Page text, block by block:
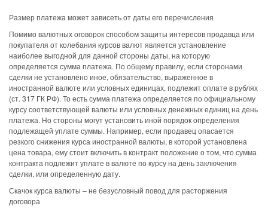
Размер платежа может зависеть от даты его перечисления
Помимо валютных оговорок способом защиты интересов продавца или
покупателя от колебания курсов валют является установление
наиболее выгодной для данной стороны даты, на которую
определяется сумма платежа. По общему правилу, если сторонами
сделки не установлено иное, обязательство, выраженное в
иностранной валюте или условных единицах, подлежит оплате в рублях
(ст. 317 ГК РФ). То есть сумма платежа определяется по официальному
курсу соответствующей валюты или условных денежных единиц на день
платежа. Но стороны могут установить иной порядок определения
подлежащей уплате суммы. Например, если продавец опасается
резкого снижения курса иностранной валюты, в которой установлена
цена товара, ему стоит включить в контракт положение о том, что сумма
контракта подлежит уплате в валюте по курсу на день заключения
сделки, или определенную дату.
Скачок курса валюты – не безусловный повод для расторжения
договора